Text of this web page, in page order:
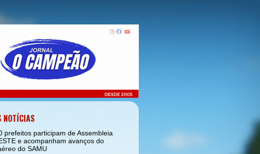
NOTÍCIAS
prefeitos participam de Assembleia
e acompanham avanços do
do SAMU